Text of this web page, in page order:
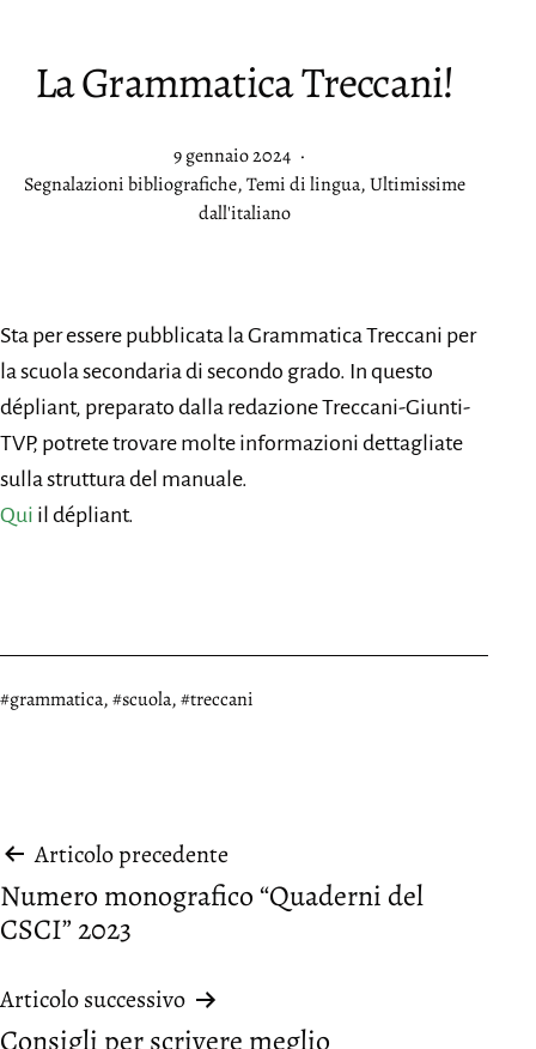
La Grammatica Treccani!
Pubblicato
9 gennaio 2024
Categorie:
Segnalazioni bibliografiche,Temi di lingua,Ultimissime
dall'italiano
Sta per essere pubblicata la Grammatica Treccani per
la scuola secondaria di secondo grado. In questo
dépliant, preparato dalla redazione Treccani-Giunti-
TVP, potrete trovare molte informazioni dettagliate
sulla struttura del manuale.
Qui il dépliant.
Taggato
grammatica, scuola, treccani
Navigazione
articoli
Articolo precedente
Numero monografico “Quaderni del
CSCI” 2023
Articolo successivo
Consigli per scrivere meglio